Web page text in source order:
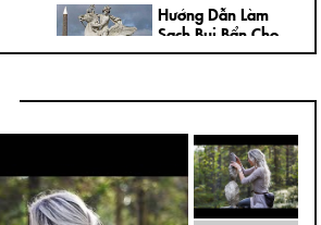
Hướng Dẫn Làm
Sạch Bụi Bẩn Cho
Tượng Thạch Cao
các...
Bí Quyết Để Tượng
Đá Mỹ Nghệ Luôn
Giữ Được Nước
Bóng Tốt Nhất